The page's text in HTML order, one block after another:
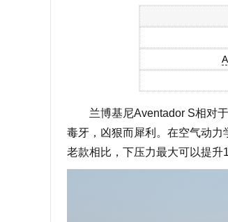
兰博基尼Aventador S相对于
毒牙，凶狠而犀利。在空气动
老款相比，下压力最大可以提升